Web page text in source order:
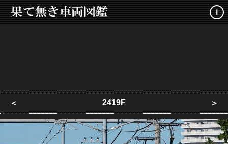
i
＜ 2419F ＞